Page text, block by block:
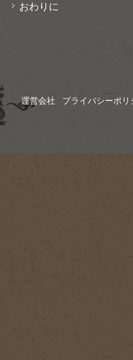
おわりに
運営会社 プライバシーポリ